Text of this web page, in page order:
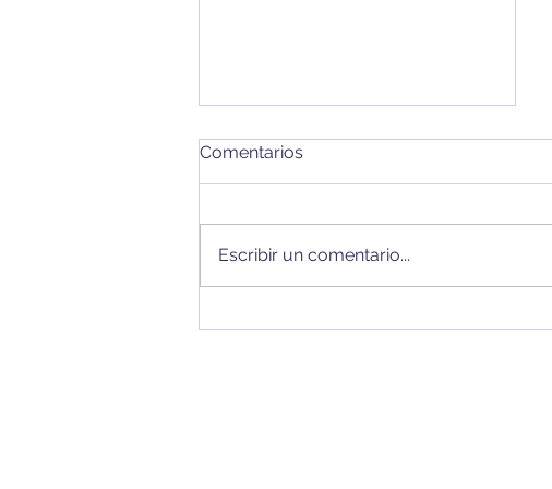
Comentarios
Escribir un comentario...